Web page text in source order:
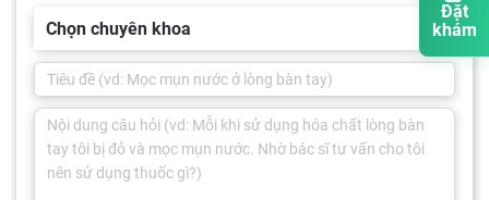
Đặt
khám
Chọn chuyên khoa